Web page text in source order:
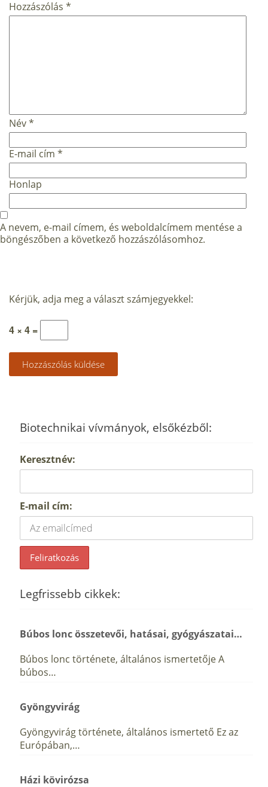
Hozzászólás *
Név*
E-mail cím *
Honlap
A nevem, e-mail címem, és weboldalcímem mentése a
böngészőben a következő hozzászólásomhoz.
Kérjük, adja meg a választ számjegyekkel:
4 × 4 =
Biotechnikai vívmányok, elsőkézből:
Keresztnév:
E-mail cím:
Legfrissebb cikkek:
Búbos lonc összetevői, hatásai, gyógyászatai…
Búbos lonc története, általános ismertetője A
búbos…
Gyöngyvirág
Gyöngyvirág története, általános ismertető Ez az
Európában,…
Házi kövirózsa